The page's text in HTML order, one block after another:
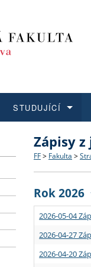
Struktura
Strategie
Podpora
Co
Učitelské
STUDUJÍCÍ
Rigorózní
O vědě a
Granty a
Aktuální
Zápisy
FF > Fakulta >
Rok 2026
2026-05-04
2026-04-27
2026-04-20